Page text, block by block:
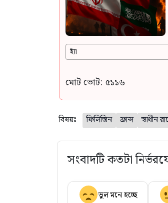
হ্যাঁ
মোট ভোট: ৫১১৬
বিষয়ঃ ফিলিস্তিন ফ্রান্স স্বাধীন
সংবাদটি কতটা
ভুল মনে হচ্ছে